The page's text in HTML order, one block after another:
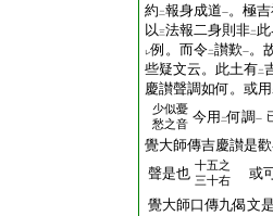
約 二報身成道一。極
以三法報二身則非二
レ例。而令二讃歎一。
些疑文云。此土有二
慶讃聲調如何。或用
少似憂
愁之音 今用 二何調一
覺大師傳吉慶讃是
聲是也 十五之
三十右
或
覺大師口傳九偈文